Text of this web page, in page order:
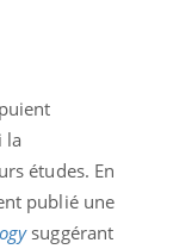
la
études. En
publié une
suggérant